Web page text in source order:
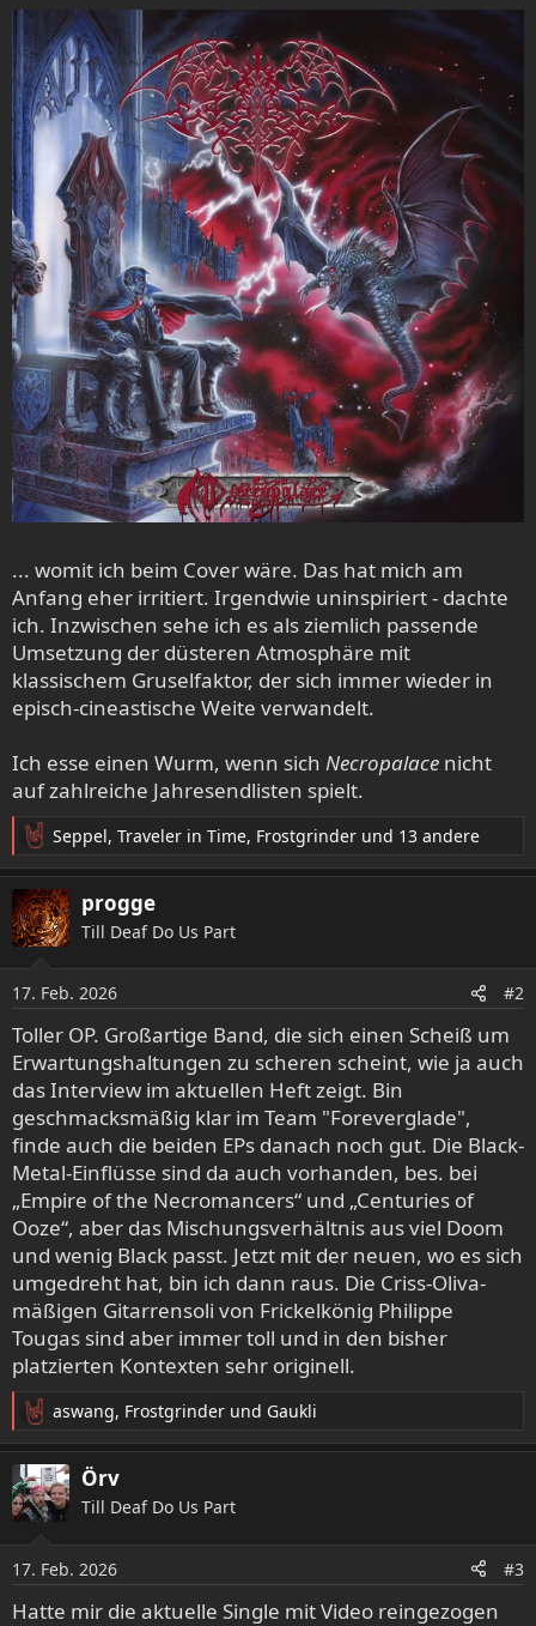
... womit ich beim Cover wäre. Das hat mich am
Anfang eher irritiert. Irgendwie uninspiriert - dachte
ich. Inzwischen sehe ich es als ziemlich passende
Umsetzung der düsteren Atmosphäre mit
klassischem Gruselfaktor, der sich immer wieder in
episch-cineastische Weite verwandelt.
Ich esse einen Wurm, wenn sich Necropalace nicht
auf zahlreiche Jahresendlisten spielt.
R
e
a
k
t
n
e
n
:
Seppel, Traveler in Time, Frostgrinder und 13 andere
progge
Till Deaf Do Us Part
17. Feb. 2026 #2
Toller OP. Großartige Band, die sich einen Scheiß um
Erwartungshaltungen zu scheren scheint, wie ja auch
das Interview im aktuellen Heft zeigt. Bin
geschmacksmäßig klar im Team "Foreverglade",
finde auch die beiden EPs danach noch gut. Die Black-
Metal-Einflüsse sind da auch vorhanden, bes. bei
„Empire of the Necromancers“ und „Centuries of
Ooze“, aber das Mischungsverhältnis aus viel Doom
und wenig Black passt. Jetzt mit der neuen, wo es sich
umgedreht hat, bin ich dann raus. Die Criss-Oliva-
mäßigen Gitarrensoli von Frickelkönig Philippe
Tougas sind aber immer toll und in den bisher
platzierten Kontexten sehr originell.
R
e
a
k
t
n
e
aswang, Frostgrinder und Gaukli
Örv
Till Deaf Do Us Part
17. Feb. 2026 #3
Hatte mir die aktuelle Single mit Video reingezogen